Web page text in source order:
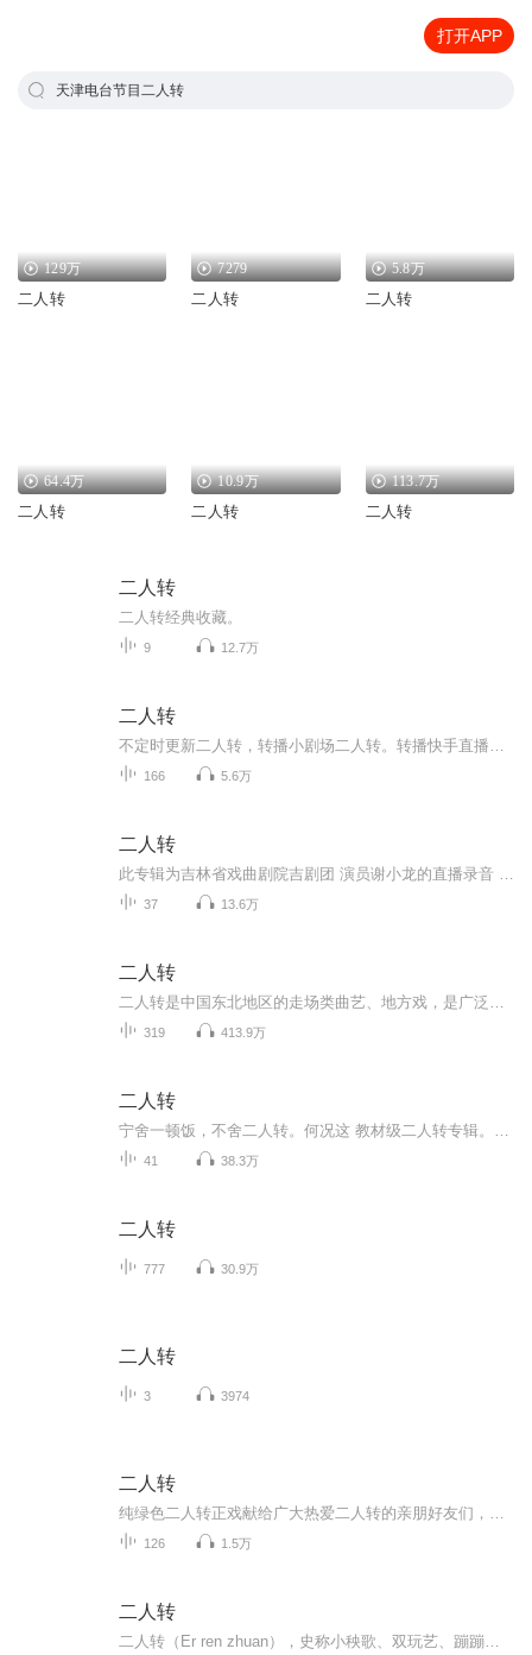
打开APP
天津电台节目二人转
129万
二人转
7279
二人转
5.8万
二人转
64.4万
二人转
10.9万
二人转
113.7万
二人转
二人转
二人转经典收藏。
9 12.7万
二人转
166 5.6万
二人转
37 13.6万
二人转
319 413.9万
二人转
41 38.3万
二人转
777 30.9万
二人转
3 3974
二人转
126 1.5万
二人转